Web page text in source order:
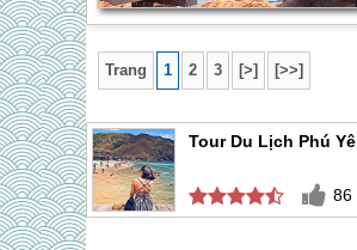
Trang 1 2 3 [>] [>>]
Tour Du Lịch Phú
86